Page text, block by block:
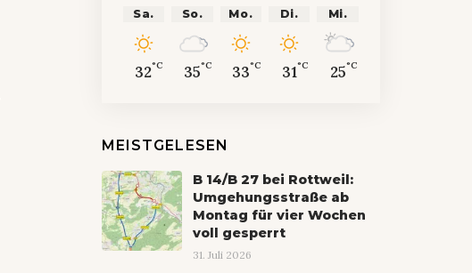
Sa.
32°C
So.
35°C
Mo.
33°C
Di.
31°C
Mi.
25°C
MEISTGELESEN
B 14/B 27 bei Rottweil:
Umgehungsstraße ab
Montag für vier Wochen
voll gesperrt
31. Juli 2026